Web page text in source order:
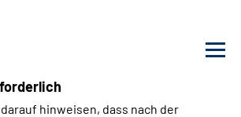
hinweisen, dass nach der